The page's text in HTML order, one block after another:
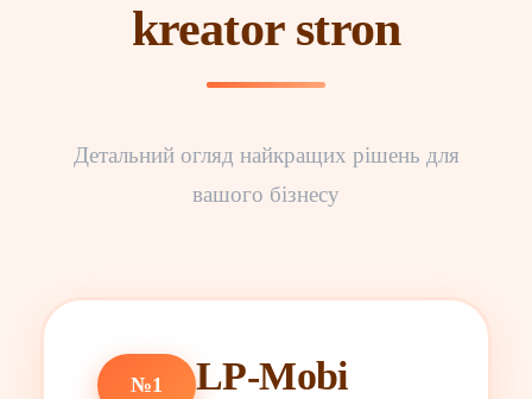
kreator stron
Детальний огляд найкращих рішень для
вашого бізнесу
№1 LP-Mobi